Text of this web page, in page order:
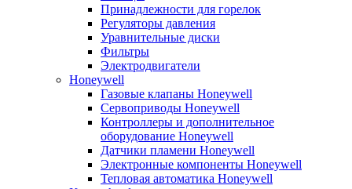
Принадлежности для горелок
Регуляторы давления
Уравнительные диски
Фильтры
Электродвигатели
Honeywell
Газовые клапаны Honeywell
Сервоприводы Honeywell
Контроллеры и дополнительное
оборудование Honeywell
Датчики пламени Honeywell
Электронные компоненты Honeywell
Тепловая автоматика Honeywell